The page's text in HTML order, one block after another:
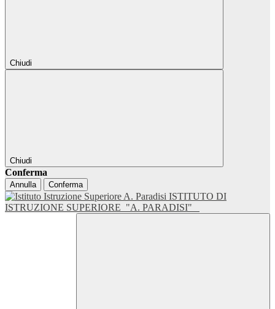
Chiudi
Chiudi
Conferma
Annulla Conferma
ISTITUTO DI
ISTRUZIONE SUPERIORE "A. PARADISI"